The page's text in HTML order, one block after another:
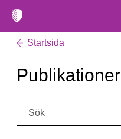
Startsida
Publikationer
Sök: